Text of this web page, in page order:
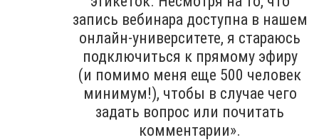
запись вебинара доступна в нашем
онлайн-университете, я стараюсь
подключиться к прямому эфиру
(и помимо меня еще 500 человек
минимум!), чтобы в случае чего
задать вопрос или почитать
комментарии».